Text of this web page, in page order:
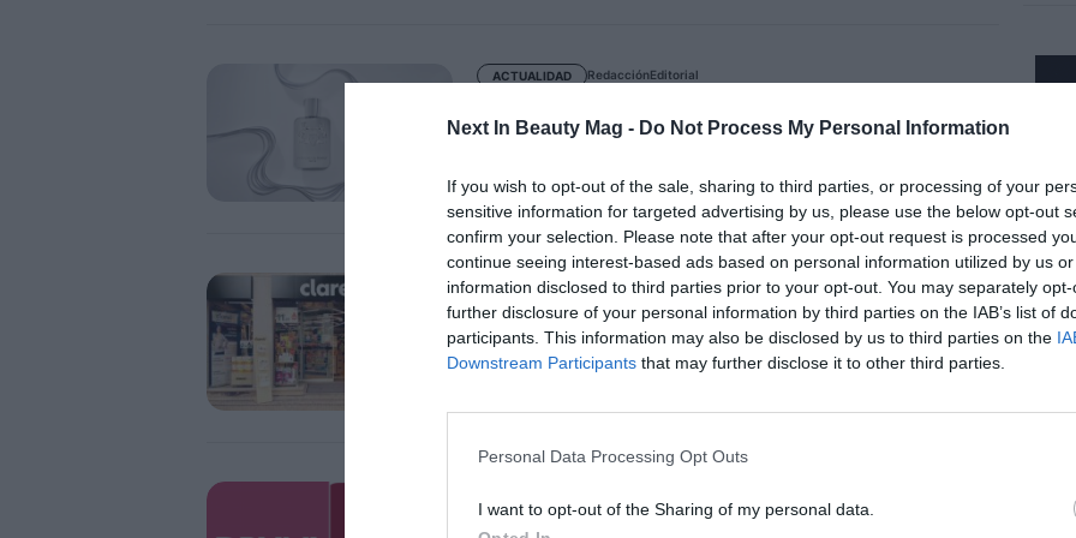
Next In Beauty Mag - Do Not Process My Personal Information
If you wish to opt-out of the sale, sharing to third parties, or processing of your
sensitive information for targeted advertising by us, please use the below opt-out
confirm your selection. Please note that after your opt-out request is processed
continue seeing interest-based ads based on personal information utilized by us
information disclosed to third parties prior to your opt-out. You may separately
further disclosure of your personal information by third parties on the IAB’s list of
participants. This information may also be disclosed by us to third parties on the
Downstream Participants that may further disclose it to other third parties.
Personal Data Processing Opt Outs
I want to opt-out of the Sharing of my personal data.
Marly e Initio Parfums Privés
ACTUALIDAD RedacciónEditorial
C2 Private Capital incumple uno de los
requisitos del acuerdo de la compra de
Dia a Clarel
ECONOMÍA Y SECTOR RedacciónEditorial
La fusión entre Druni y Arenal dibuja un